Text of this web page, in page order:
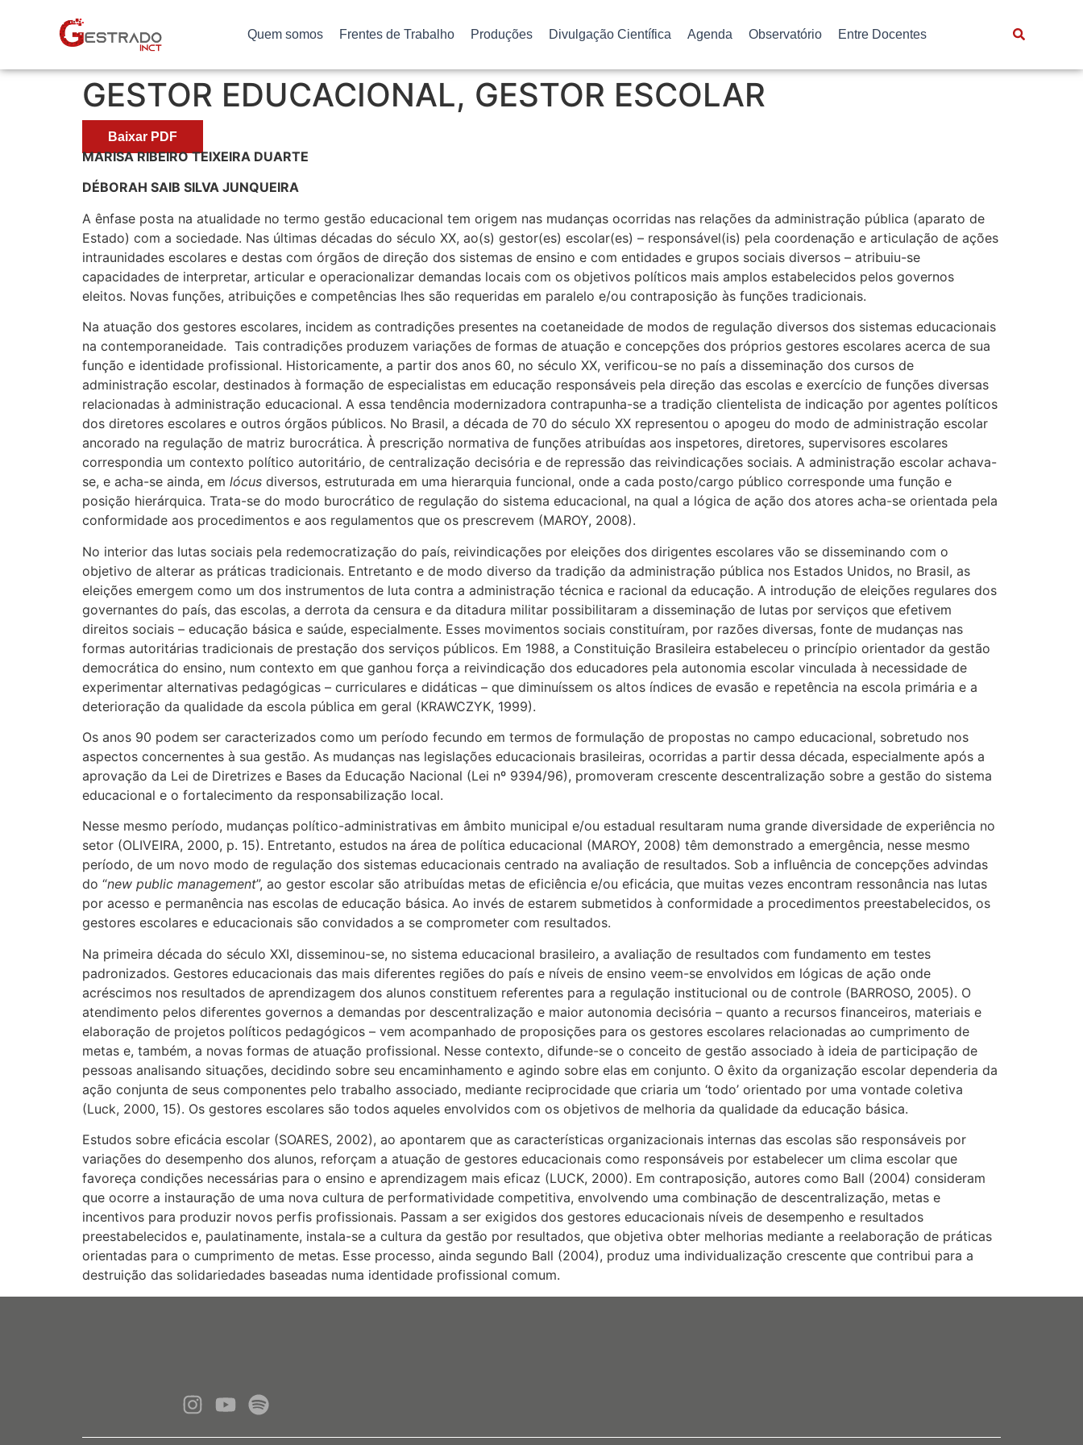
Quem somos Frentes de Trabalho Produções Divulgação Científica Agenda Observatório Entre Docentes
GESTOR EDUCACIONAL, GESTOR ESCOLAR
Baixar PDF
MARISA RIBEIRO TEIXEIRA DUARTE
DÉBORAH SAIB SILVA JUNQUEIRA
A ênfase posta na atualidade no termo gestão educacional tem origem nas mudanças ocorridas nas relações da administração pública (aparato de
Estado) com a sociedade. Nas últimas décadas do século XX, ao(s) gestor(es) escolar(es) – responsável(is) pela coordenação e articulação de ações
intraunidades escolares e destas com órgãos de direção dos sistemas de ensino e com entidades e grupos sociais diversos – atribuiu-se
capacidades de interpretar, articular e operacionalizar demandas locais com os objetivos políticos mais amplos estabelecidos pelos governos
eleitos. Novas funções, atribuições e competências lhes são requeridas em paralelo e/ou contraposição às funções tradicionais.
Na atuação dos gestores escolares, incidem as contradições presentes na coetaneidade de modos de regulação diversos dos sistemas educacionais
na contemporaneidade. Tais contradições produzem variações de formas de atuação e concepções dos próprios gestores escolares acerca de sua
função e identidade profissional. Historicamente, a partir dos anos 60, no século XX, verificou-se no país a disseminação dos cursos de
administração escolar, destinados à formação de especialistas em educação responsáveis pela direção das escolas e exercício de funções diversas
relacionadas à administração educacional. A essa tendência modernizadora contrapunha-se a tradição clientelista de indicação por agentes políticos
dos diretores escolares e outros órgãos públicos. No Brasil, a década de 70 do século XX representou o apogeu do modo de administração escolar
ancorado na regulação de matriz burocrática. À prescrição normativa de funções atribuídas aos inspetores, diretores, supervisores escolares
correspondia um contexto político autoritário, de centralização decisória e de repressão das reivindicações sociais. A administração escolar achava-
se, e acha-se ainda, em lócus diversos, estruturada em uma hierarquia funcional, onde a cada posto/cargo público corresponde uma função e
posição hierárquica. Trata-se do modo burocrático de regulação do sistema educacional, na qual a lógica de ação dos atores acha-se orientada pela
conformidade aos procedimentos e aos regulamentos que os prescrevem (MAROY, 2008).
No interior das lutas sociais pela redemocratização do país, reivindicações por eleições dos dirigentes escolares vão se disseminando com o
objetivo de alterar as práticas tradicionais. Entretanto e de modo diverso da tradição da administração pública nos Estados Unidos, no Brasil, as
eleições emergem como um dos instrumentos de luta contra a administração técnica e racional da educação. A introdução de eleições regulares dos
governantes do país, das escolas, a derrota da censura e da ditadura militar possibilitaram a disseminação de lutas por serviços que efetivem
direitos sociais – educação básica e saúde, especialmente. Esses movimentos sociais constituíram, por razões diversas, fonte de mudanças nas
formas autoritárias tradicionais de prestação dos serviços públicos. Em 1988, a Constituição Brasileira estabeleceu o princípio orientador da gestão
democrática do ensino, num contexto em que ganhou força a reivindicação dos educadores pela autonomia escolar vinculada à necessidade de
experimentar alternativas pedagógicas – curriculares e didáticas – que diminuíssem os altos índices de evasão e repetência na escola primária e a
deterioração da qualidade da escola pública em geral (KRAWCZYK, 1999).
Os anos 90 podem ser caracterizados como um período fecundo em termos de formulação de propostas no campo educacional, sobretudo nos
aspectos concernentes à sua gestão. As mudanças nas legislações educacionais brasileiras, ocorridas a partir dessa década, especialmente após a
aprovação da Lei de Diretrizes e Bases da Educação Nacional (Lei nº 9394/96), promoveram crescente descentralização sobre a gestão do sistema
educacional e o fortalecimento da responsabilização local.
Nesse mesmo período, mudanças político-administrativas em âmbito municipal e/ou estadual resultaram numa grande diversidade de experiência no
setor (OLIVEIRA, 2000, p. 15). Entretanto, estudos na área de política educacional (MAROY, 2008) têm demonstrado a emergência, nesse mesmo
período, de um novo modo de regulação dos sistemas educacionais centrado na avaliação de resultados. Sob a influência de concepções advindas
do “new public management”, ao gestor escolar são atribuídas metas de eficiência e/ou eficácia, que muitas vezes encontram ressonância nas lutas
por acesso e permanência nas escolas de educação básica. Ao invés de estarem submetidos à conformidade a procedimentos preestabelecidos, os
gestores escolares e educacionais são convidados a se comprometer com resultados.
Na primeira década do século XXI, disseminou-se, no sistema educacional brasileiro, a avaliação de resultados com fundamento em testes
padronizados. Gestores educacionais das mais diferentes regiões do país e níveis de ensino veem-se envolvidos em lógicas de ação onde
acréscimos nos resultados de aprendizagem dos alunos constituem referentes para a regulação institucional ou de controle (BARROSO, 2005). O
atendimento pelos diferentes governos a demandas por descentralização e maior autonomia decisória – quanto a recursos financeiros, materiais e
elaboração de projetos políticos pedagógicos – vem acompanhado de proposições para os gestores escolares relacionadas ao cumprimento de
metas e, também, a novas formas de atuação profissional. Nesse contexto, difunde-se o conceito de gestão associado à ideia de participação de
pessoas analisando situações, decidindo sobre seu encaminhamento e agindo sobre elas em conjunto. O êxito da organização escolar dependeria da
ação conjunta de seus componentes pelo trabalho associado, mediante reciprocidade que criaria um ‘todo’ orientado por uma vontade coletiva
(Luck, 2000, 15). Os gestores escolares são todos aqueles envolvidos com os objetivos de melhoria da qualidade da educação básica.
Estudos sobre eficácia escolar (SOARES, 2002), ao apontarem que as características organizacionais internas das escolas são responsáveis por
variações do desempenho dos alunos, reforçam a atuação de gestores educacionais como responsáveis por estabelecer um clima escolar que
favoreça condições necessárias para o ensino e aprendizagem mais eficaz (LUCK, 2000). Em contraposição, autores como Ball (2004) consideram
que ocorre a instauração de uma nova cultura de performatividade competitiva, envolvendo uma combinação de descentralização, metas e
incentivos para produzir novos perfis profissionais. Passam a ser exigidos dos gestores educacionais níveis de desempenho e resultados
preestabelecidos e, paulatinamente, instala-se a cultura da gestão por resultados, que objetiva obter melhorias mediante a reelaboração de práticas
orientadas para o cumprimento de metas. Esse processo, ainda segundo Ball (2004), produz uma individualização crescente que contribui para a
destruição das solidariedades baseadas numa identidade profissional comum.